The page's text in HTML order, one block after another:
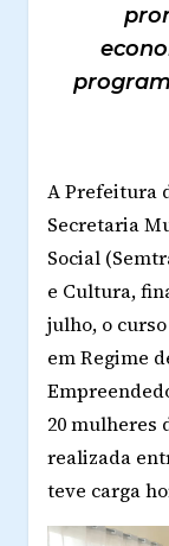
A Prefeitura
Secretaria
Social
e Cultura,
julho, o
em Regime
20 mulheres
realizada
teve carga